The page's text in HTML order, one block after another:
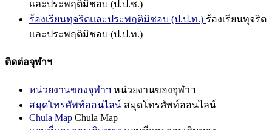
และประพฤติมิชอบ (ป.ป.ช.)
ร้องเรียนทุจริตและประพฤติมิชอบ (ป.ป.ท.) ร้องเรียนทุจริต
และประพฤติมิชอบ (ป.ป.ท.)
ติดต่อจุฬาฯ
หน่วยงานของจุฬาฯ หน่วยงานของจุฬาฯ
สมุดโทรศัพท์ออนไลน์ สมุดโทรศัพท์ออนไลน์
Chula Map Chula Map